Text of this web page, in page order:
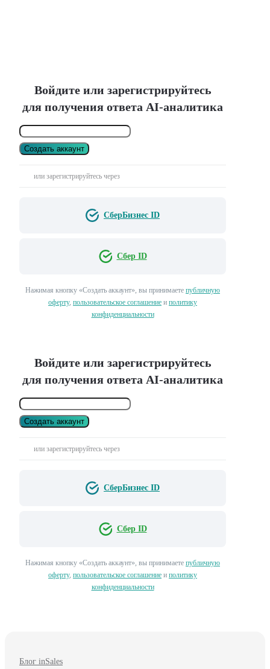
Войдите или зарегистрируйтесь
для получения ответа AI-аналитика
Создать аккаунт
или зарегистрируйтесь через
СберБизнес ID
Сбер ID
Нажимая кнопку «Создать аккаунт», вы принимаете публичную
оферту, пользовательское соглашение и политику
конфиденциальности
Войдите или зарегистрируйтесь
для получения ответа AI-аналитика
Создать аккаунт
или зарегистрируйтесь через
СберБизнес ID
Сбер ID
Нажимая кнопку «Создать аккаунт», вы принимаете публичную
оферту, пользовательское соглашение и политику
конфиденциальности
Блог inSales